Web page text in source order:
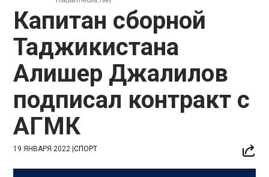
Капитан сборной
Таджикистана
Алишер Джалилов
подписал контракт с
АГМК
19 ЯНВАРЯ 2022 |СПОРТ